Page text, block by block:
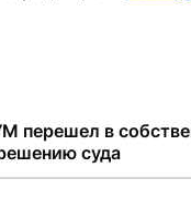
перешел в
суда